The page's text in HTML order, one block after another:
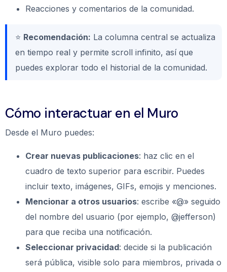
Reacciones y comentarios de la comunidad.
⭐ Recomendación: La columna central se actualiza
en tiempo real y permite scroll infinito, así que
puedes explorar todo el historial de la comunidad.
Cómo interactuar en el Muro
Desde el Muro puedes:
Crear nuevas publicaciones: haz clic en el
cuadro de texto superior para escribir. Puedes
incluir texto, imágenes, GIFs, emojis y menciones.
Mencionar a otros usuarios: escribe «@» seguido
del nombre del usuario (por ejemplo, @jefferson)
para que reciba una notificación.
Seleccionar privacidad: decide si la publicación
será pública, visible solo para miembros, privada o